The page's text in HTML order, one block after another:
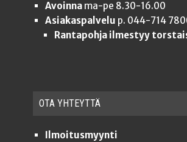
Avoinnama-pe 8.30-16.00
Asiakaspalvelu p. 044-714
Rantapohja ilmestyy
OTA YHTEYT­TÄ
Ilmoitusmyynti